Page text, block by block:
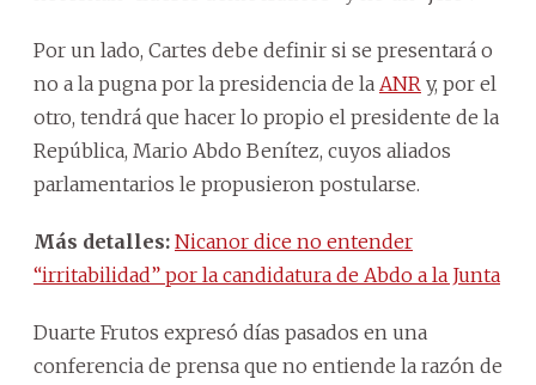
Por un lado, Cartes debe definir si se presentará o
no a la pugna por la presidencia de la ANR y, por el
otro, tendrá que hacer lo propio el presidente de la
República, Mario Abdo Benítez, cuyos aliados
parlamentarios le propusieron postularse.
Más detalles: Nicanor dice no entender
“irritabilidad” por la candidatura de Abdo a la Junta
Duarte Frutos expresó días pasados en una
conferencia de prensa que no entiende la razón de